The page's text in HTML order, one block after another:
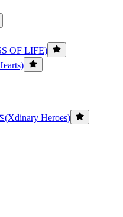
OF LIFE)
Heroes)